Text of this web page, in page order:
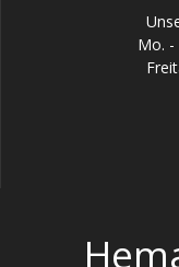
Mo. -